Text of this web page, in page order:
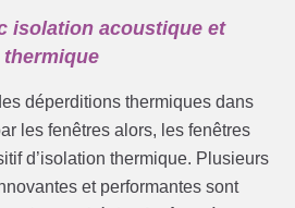
isolation acoustique et
thermique
déperditions thermiques dans
les fenêtres alors, les fenêtres
d’isolation thermique. Plusieurs
et performantes sont